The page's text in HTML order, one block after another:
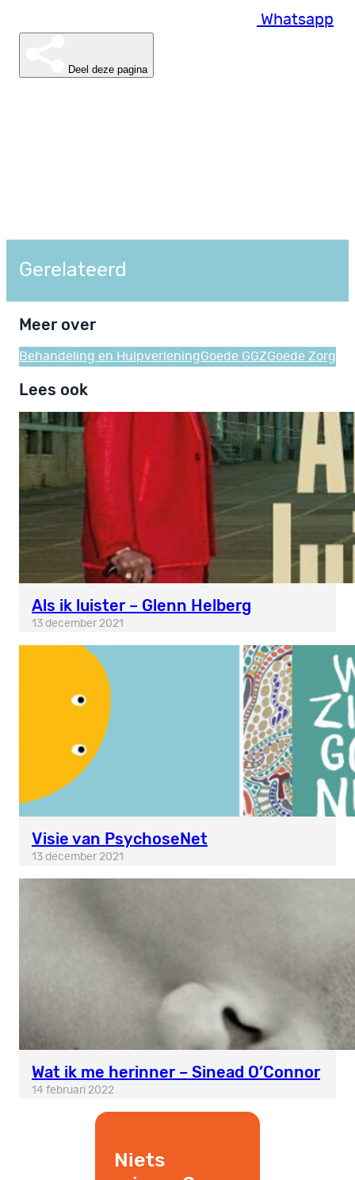
Whatsapp
Deel deze pagina
Gerelateerd
Meer over
Behandeling en HulpverleningGoede GGZGoede Zorg
Lees ook
Als ik luister – Glenn Helberg
13 december 2021
Visie van PsychoseNet
13 december 2021
Wat ik me herinner – Sinead O’Connor
14 februari 2022
Niets